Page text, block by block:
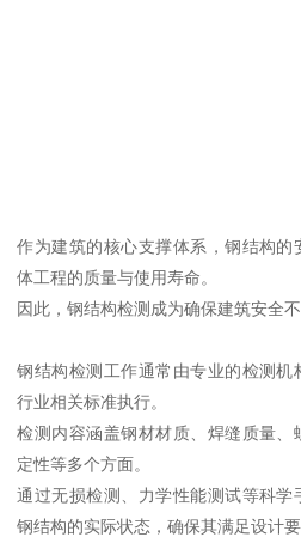
作为建筑的核心支撑体系，钢结构
体工程的质量与使用寿命。
因此，钢结构检测成为确保建筑安全
钢结构检测工作通常由专业的检测机
行业相关标准执行。
检测内容涵盖钢材材质、焊缝质量
定性等多个方面。
通过无损检测、力学性能测试等科
钢结构的实际状态，确保其满足设计要